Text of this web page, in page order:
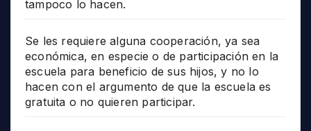
tampoco lo hacen.
Se les requiere alguna cooperación, ya sea
económica, en especie o de participación en la
escuela para beneficio de sus hijos, y no lo
hacen con el argumento de que la escuela es
gratuita o no quieren participar.